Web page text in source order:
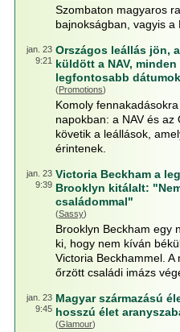
Szombaton magyaros
bajnokságban, vagyis a
jan. 23
9:21
Országos leállás jön,
küldött a NAV,
legfontosabb dátumok
(Promotions)
Komoly
napokban: a NAV és
követik a leállások,
érintenek.
jan. 23
9:39
Victoria Beckham a
Brooklyn kitálalt:
családommal"
(Sassy)
Brooklyn Beckham egy
ki, hogy nem kíván
Victoria Beckhammel.
őrzött családi imázs
jan. 23
9:45
Magyar származású
hosszú élet
(Glamour)